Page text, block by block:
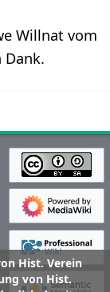
Willnat vom
Dank.
Hist. Verein
von Hist.